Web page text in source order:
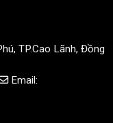
TP.Cao Lãnh, Đồng
Email: